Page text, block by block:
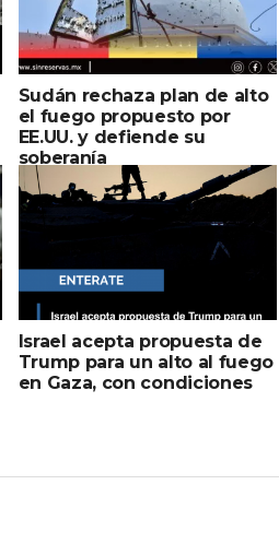
Sudán rechaza plan de alto
el fuego propuesto por
EE.UU. y defiende su
soberanía
Israel acepta propuesta de
Trump para un alto al fuego
en Gaza, con condiciones